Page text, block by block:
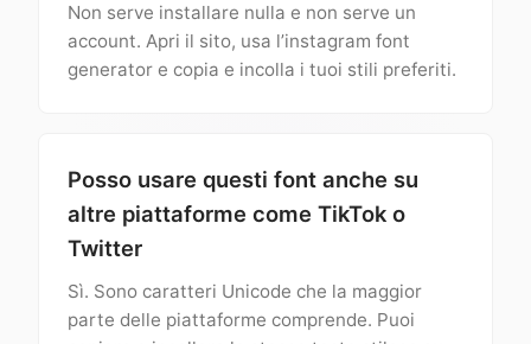
Non serve installare nulla e non serve un
account. Apri il sito, usa l’instagram font
generator e copia e incolla i tuoi stili preferiti.
Posso usare questi font anche su
altre piattaforme come TikTok o
Twitter
Sì. Sono caratteri Unicode che la maggior
parte delle piattaforme comprende. Puoi